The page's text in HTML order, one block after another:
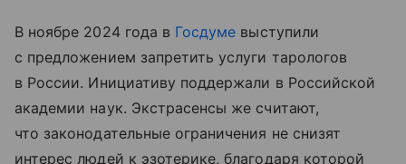
В ноябре 2024 года в Госдуме выступили
с предложением запретить услуги тарологов
в России. Инициативу поддержали в Российской
академии наук. Экстрасенсы же считают,
что законодательные ограничения не снизят
интерес людей к эзотерике, благодаря которой